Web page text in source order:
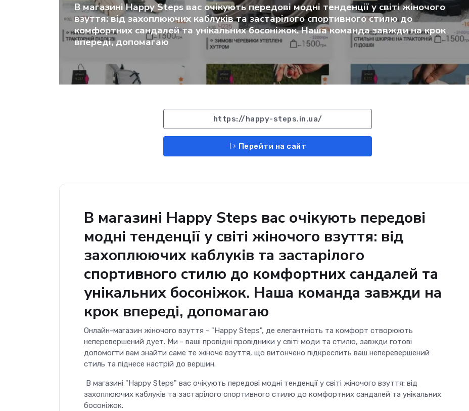
В магазині Happy Steps вас очікують передові модні тенденції у світі жіночого
взуття: від захоплюючих каблуків та застарілого спортивного стилю до
комфортних сандалей та унікальних босоніжок. Наша команда завжди на крок
впереді, допомагаю
https://happy-steps.in.ua/
Перейти на сайт
В магазині Happy Steps вас очікують передові
модні тенденції у світі жіночого взуття: від
захоплюючих каблуків та застарілого
спортивного стилю до комфортних сандалей та
унікальних босоніжок. Наша команда завжди на
крок впереді, допомагаю
Онлайн-магазин жіночого взуття - "Happy Steps", де елегантність та комфорт створюють
неперевершений дует. Ми - ваші провідні провідники у світі моди та стилю, завжди готові
допомогти вам знайти саме те жіноче взуття, що витончено підкреслить ваш неперевершений
стиль та піднесе настрій до вершин.
В магазині "Happy Steps" вас очікують передові модні тенденції у світі жіночого взуття: від
захоплюючих каблуків та застарілого спортивного стилю до комфортних сандалей та унікальних
босоніжок.